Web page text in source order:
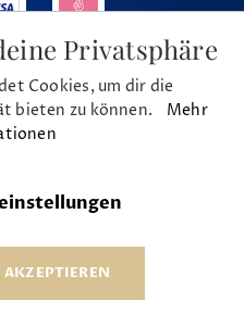
e.K.
Privatsphäre
Cookies, um dir die
bieten zu können. Mehr
AKZEPTIEREN